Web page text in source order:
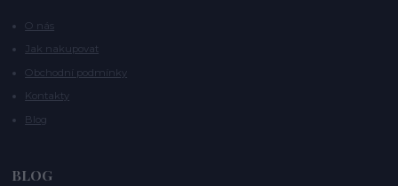
O nás
Jak nakupovat
Obchodní podmínky
Kontakty
Blog
BLOG